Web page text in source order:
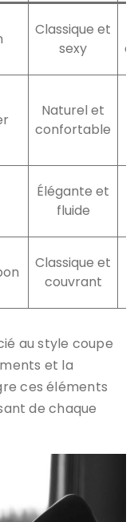
Classique et
sexy
Naturel et
confortable
Élégante et
fluide
Classique et
couvrant
au style coupe
et la
ces éléments
de chaque